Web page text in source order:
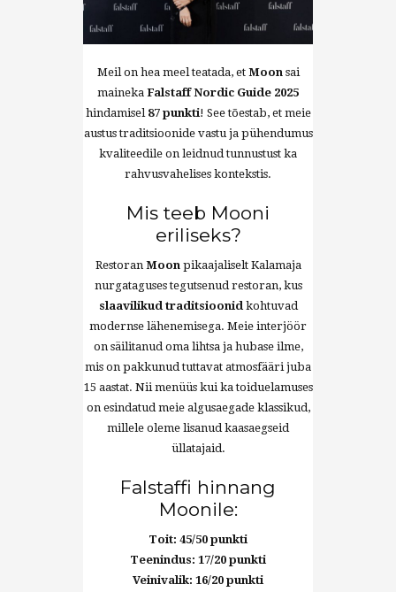
Meil on hea meel teatada, et Moon sai
maineka Falstaff Nordic Guide 2025
hindamisel 87 punkti! See tõestab, et meie
austus traditsioonide vastu ja pühendumus
kvaliteedile on leidnud tunnustust ka
rahvusvahelises kontekstis.
Mis teeb Mooni
eriliseks?
Restoran Moon pikaajaliselt Kalamaja
nurgataguses tegutsenud restoran, kus
slaavilikud traditsioonid kohtuvad
modernse lähenemisega. Meie interjöör
on säilitanud oma lihtsa ja hubase ilme,
mis on pakkunud tuttavat atmosfääri juba
15 aastat. Nii menüüs kui ka toiduelamuses
on esindatud meie algusaegade klassikud,
millele oleme lisanud kaasaegseid
üllatajaid.
Falstaffi hinnang
Moonile:
Toit: 45/50 punkti
Teenindus: 17/20 punkti
Veinivalik: 16/20 punkti